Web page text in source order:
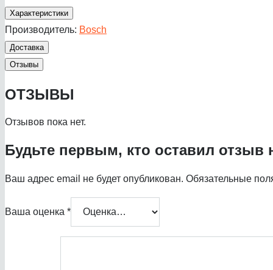
Характеристики
Производитель: Bosch
Доставка
Отзывы
ОТЗЫВЫ
Отзывов пока нет.
Будьте первым, кто оставил
Ваш адрес email не будет опубликован. Обязательные
Ваша оценка *